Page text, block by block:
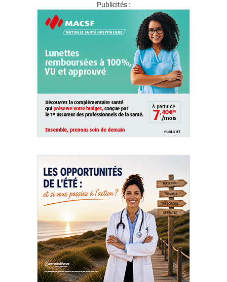
Publicités :